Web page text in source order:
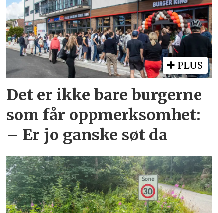
PLUS
Det er ikke bare burgerne
som får oppmerksomhet:
– Er jo ganske søt da